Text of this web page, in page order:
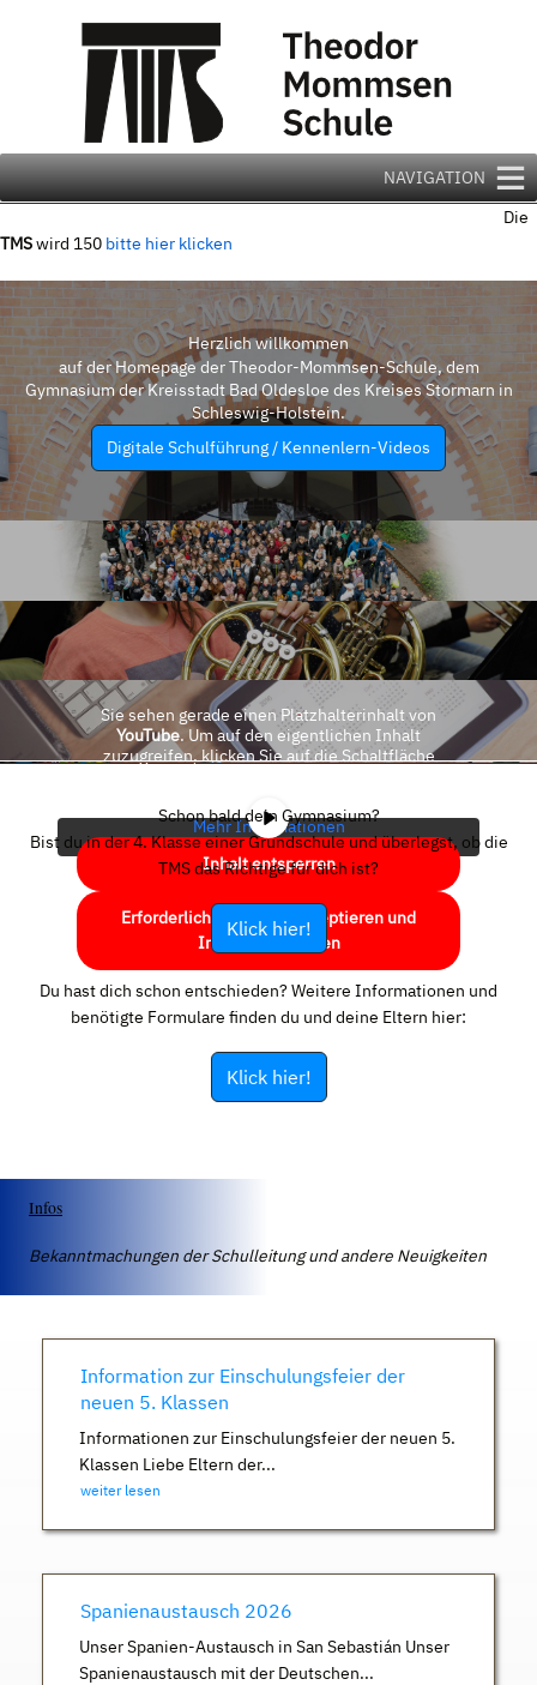
NAVIGATION
Die
TMSwird 150 bitte hier klicken
Herzlich willkommen
auf der Homepage der Theodor-Mommsen-Schule, dem
Gymnasium der Kreisstadt Bad Oldesloe des Kreises Stormarn in
Schleswig-Holstein.
Digitale Schulführung / Kennenlern-Videos
Sie sehen gerade einen Platzhalterinhalt von
YouTube. Um auf den eigentlichen Inhalt
zuzugreifen, klicken Sie auf die Schaltfläche
Mehr Informationen
Inhalt entsperren
Erforderlichen Service akzeptieren und
Inhalte entsperren
Schon bald dein Gymnasium?
Bist du in der 4. Klasse einer Grundschule und überlegst, ob die
TMS das Richtige für dich ist?
Klick hier!
Du hast dich schon entschieden? Weitere Informationen und
benötigte Formulare finden du und deine Eltern hier:
Klick hier!
Infos
Bekanntmachungen der Schulleitung und andere Neuigkeiten
Information zur Einschulungsfeier der
neuen 5. Klassen
Informationen zur Einschulungsfeier der neuen 5.
Klassen Liebe Eltern der...
weiter lesen
Spanienaustausch 2026
Unser Spanien-Austausch in San Sebastián Unser
Spanienaustausch mit der Deutschen...